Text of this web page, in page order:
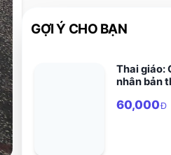
GỢI Ý CHO BẠN
Thai giáo:
nhân bản
60,000Đ